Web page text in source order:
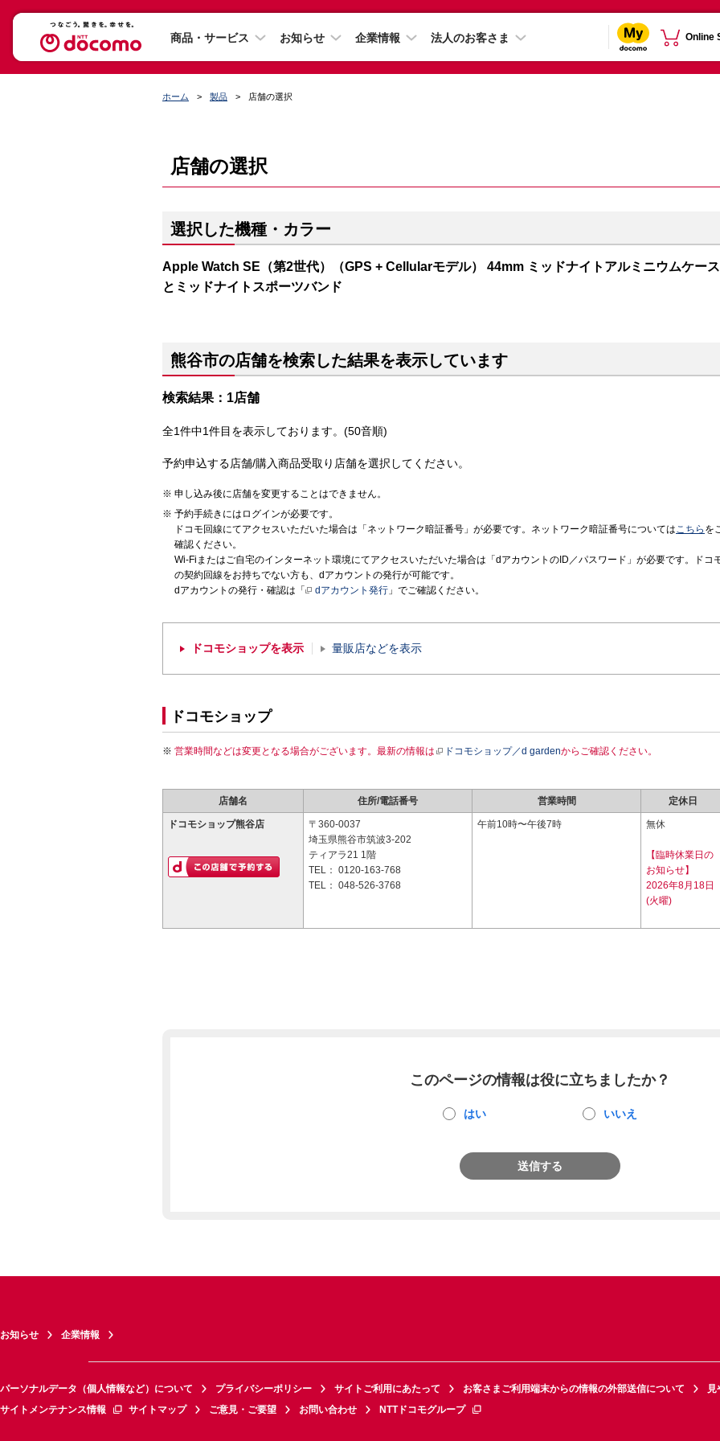
商品・サービス お知らせ 企業情報 法人のお客さま Online
ホーム 製品 店舗の選択
店舗の選択
選択した機種・カラー
Apple Watch SE（第2世代）（GPS + Cellularモデル） 44mm ミッドナイトアルミニウムケース
とミッドナイトスポーツバンド
熊谷市の店舗を検索した結果を表示しています
検索結果：1店舗
全1件中1件目を表示しております。(50音順)
予約申込する店舗/購入商品受取り店舗を選択してください。
申し込み後に店舗を変更することはできません。
予約手続きにはログインが必要です。
ドコモ回線にてアクセスいただいた場合は「ネットワーク暗証番号」が必要です。ネットワーク暗証番号についてはこちら を
確認ください。
Wi-Fiまたはご自宅のインターネット環境にてアクセスいただいた場合は「dアカウントのID／パスワード」が必要です。ドコ
の契約回線をお持ちでない方も、dアカウントの発行が可能です。
dアカウントの発行・確認は「
dアカウント発行 」でご確認ください。
ドコモショップを表示 量販店などを表示
ドコモショップ
営業時間などは変更となる場合がございます。最新の情報は ドコモショップ／d gardenからご確認ください。
店舗名 住所/電話番号 営業時間 定休日
ドコモショップ熊谷店
〒360-0037
埼玉県熊谷市筑波3-202
ティアラ21 1階
TEL： 0120-163-768
TEL： 048-526-3768
午前10時〜午後7時 無休
【臨時休業日の
お知らせ】
2026年8月18日
(火曜)
このページの情報は役に立ちましたか？
はい いいえ
送信する
お知らせ 企業情報
パーソナルデータ（個人情報など）について プライバシーポリシー サイトご利用にあたって お客さまご利用端末からの情報の外部送信について
見
サイトメンテナンス情報
サイトマップ ご意見・ご要望 お問い合わせ NTTドコモグループ